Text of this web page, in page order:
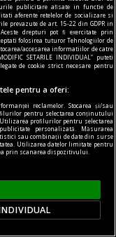
cuminţi şi
publicitare afisate in functie de
aferente retelelor de socializare si
prevazute de art. 15-22 din GDPR in
drepturi pot fi exercitate prin
folosirea tuturor Tehnologiilor de
accesarea informatiilor de catre
SETARILE INDIVIDUAL” puteti
de cookie strict necesare pentru
pentru a oferi:
reclamelor. Stocarea și/sau
pentru selectarea conținutului
profilurilor pentru selectarea
personalizată. Măsurarea
sau combinații de date din surse
Utilizarea datelor limitate pentru
prin scanarea dispozitivului.